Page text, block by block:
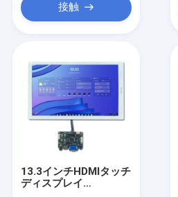
接触
13.3インチHDMIタッチ
ディスプレイ